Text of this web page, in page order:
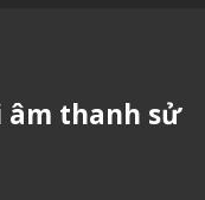
âm thanh sử